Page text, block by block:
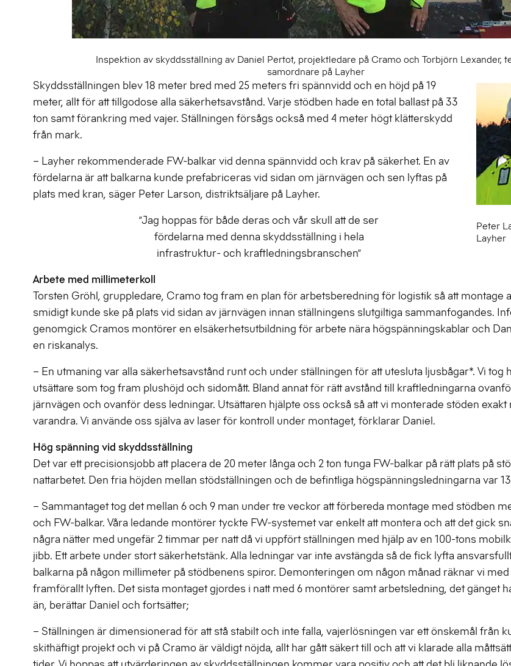
Inspektion av skyddsställning av Daniel Pertot, projektledare på Cramo och Torbjörn Lexander,
samordnare på Layher
Peter
Layher
Skyddsställningen blev 18 meter bred med 25 meters fri spännvidd och en höjd på 19
meter, allt för att tillgodose alla säkerhetsavstånd. Varje stödben hade en total ballast på 33
ton samt förankring med vajer. Ställningen försågs också med 4 meter högt klätterskydd
från mark.
– Layher rekommenderade FW-balkar vid denna spännvidd och krav på säkerhet. En av
fördelarna är att balkarna kunde prefabriceras vid sidan om järnvägen och sen lyftas på
plats med kran, säger Peter Larson, distriktsäljare på Layher.
”Jag hoppas för både deras och vår skull att de ser
fördelarna med denna skyddsställning i hela
infrastruktur- och kraftledningsbranschen”
Arbete med millimeterkoll
Torsten Gröhl, gruppledare, Cramo tog fram en plan för arbetsberedning för logistik så att montage
smidigt kunde ske på plats vid sidan av järnvägen innan ställningens slutgiltiga sammanfogandes.
genomgick Cramos montörer en elsäkerhetsutbildning för arbete nära högspänningskablar och
en riskanalys.
– En utmaning var alla säkerhetsavstånd runt och under ställningen för att utesluta ljusbågar*. Vi tog
utsättare som tog fram plushöjd och sidomått. Bland annat för rätt avstånd till kraftledningarna
järnvägen och ovanför dess ledningar. Utsättaren hjälpte oss också så att vi monterade stöden
varandra. Vi använde oss själva av laser för kontroll under montaget, förklarar Daniel.
Hög spänning vid skyddsställning
Det var ett precisionsjobb att placera de 20 meter långa och 2 ton tunga FW-balkar på rätt plats på
nattarbetet. Den fria höjden mellan stödställningen och de befintliga högspänningsledningarna var
– Sammantaget tog det mellan 6 och 9 man under tre veckor att förbereda montage med stödben
och FW-balkar. Våra ledande montörer tyckte FW-systemet var enkelt att montera och att det gick
några nätter med ungefär 2 timmar per natt då vi uppfört ställningen med hjälp av en 100-tons
jibb. Ett arbete under stort säkerhetstänk. Alla ledningar var inte avstängda så de fick lyfta
balkarna på någon millimeter på stödbenens spiror. Demonteringen om någon månad räknar vi
framförallt lyften. Det sista montaget gjordes i natt med 6 montörer samt arbetsledning, det gänget
än, berättar Daniel och fortsätter;
– Ställningen är dimensionerad för att stå stabilt och inte falla, vajerlösningen var ett önskemål från
skithäftigt projekt och vi på Cramo är väldigt nöjda, allt har gått säkert till och att vi klarade alla